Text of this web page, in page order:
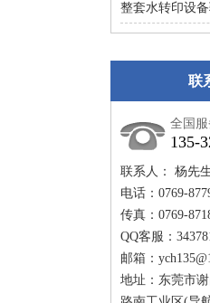
联
全国服
135-
联系人： 杨先
电话：0769-
传真：0769-
QQ客服：
邮箱：
地址：东莞市